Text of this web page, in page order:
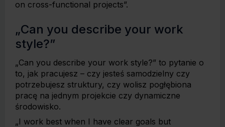
on cross-functional projects”.
„Can you describe your work
style?”
„Can you describe your work style?” to pytanie o
to, jak pracujesz – czy jesteś samodzielny czy
potrzebujesz struktury, czy wolisz pogłębiona
pracę na jednym projekcie czy dynamiczne
środowisko.
„I work best when I have clear goals but